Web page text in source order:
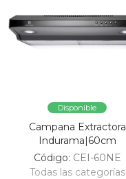
Disponible
Campana Extractora
Indurama|60cm
Código: CEI-60NE
Todas las categorías